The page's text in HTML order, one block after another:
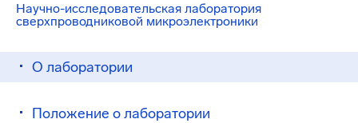
Научно-исследовательская лаборатория
сверхпроводниковой микроэлектроники
О лаборатории
Положение о лаборатории